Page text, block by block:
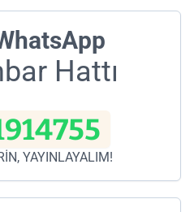
Hattı
YAYINLAYALIM!